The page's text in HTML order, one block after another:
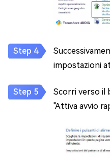
impostazioni
Scorri verso il
"Attiva avvio